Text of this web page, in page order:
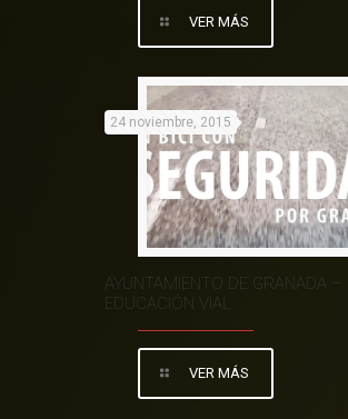
VER MÁS
24 noviembre, 2015
AYUNTAMIENTO DE GRANADA –
EDUCACIÓN VIAL
VER MÁS